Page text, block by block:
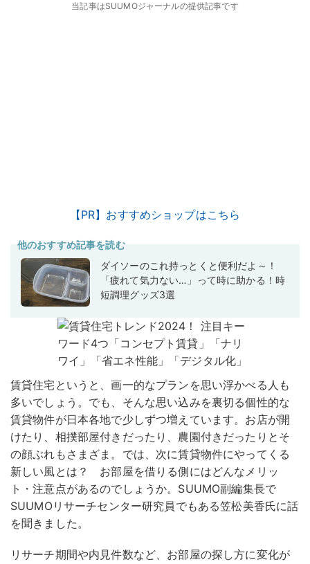
当記事はSUUMOジャーナルの提供記事です
【PR】おすすめショップはこちら
他のおすすめ記事を読む
ダイソーのこれ持っとくと便利だよ～！
「疲れて気力ない…」って時に助かる！時
短調理グッズ3選
賃貸住宅というと、画一的なプランを思い浮かべる人も
多いでしょう。でも、そんな思い込みを裏切る個性的な
賃貸物件が日本各地で少しずつ増えています。お店が開
けたり、相撲部屋付きだったり、農園付きだったりとそ
の顔ぶれもさまざま。では、次に賃貸物件にやってくる
新しい風とは？ お部屋を借りる側にはどんなメリッ
ト・注意点があるのでしょうか。SUUMO副編集長で
SUUMOリサーチセンター研究員でもある笠松美香氏に話
を聞きました。
リサーチ期間や内見件数など、お部屋の探し方に変化が